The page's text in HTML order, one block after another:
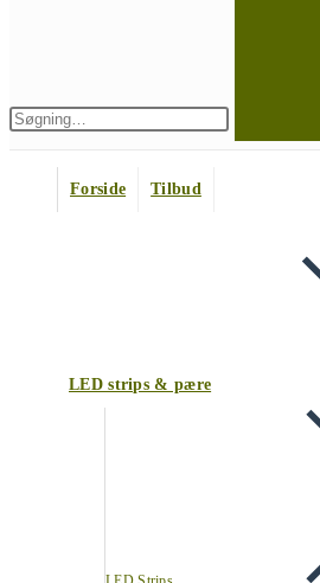
Forside
Tilbud
LED strips & pære